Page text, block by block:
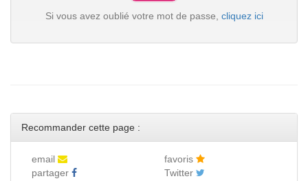
Si vous avez oublié votre mot de passe, cliquez ici
Recommander cette page :
email
favoris
partager
Twitter